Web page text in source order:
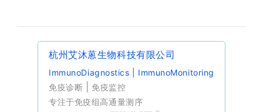
杭州艾沐蒽生物科技有限公司
ImmunoDiagnostics | ImmunoMonitoring
免疫诊断
免疫监控
专注于免疫组高通量测序